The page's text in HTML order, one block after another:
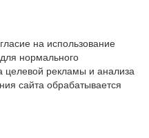
на использование
нормального
целевой рекламы и анализа
сайта обрабатывается